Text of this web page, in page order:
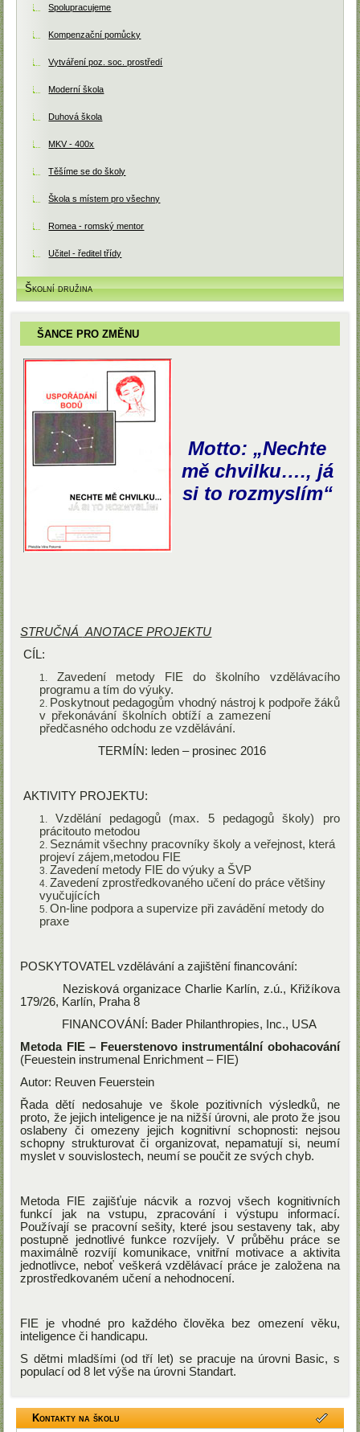
Spolupracujeme
Kompenzační pomůcky
Vytváření poz. soc. prostředí
Moderní škola
Duhová škola
MKV - 400x
Těšíme se do školy
Škola s místem pro všechny
Romea - romský mentor
Učitel - ředitel třídy
Školní družina
ŠANCE PRO ZMĚNU
Motto: „Nechte
mě chvilku…., já
si to rozmyslím“
STRUČNÁ ANOTACE PROJEKTU
CÍL:
Zavedení metody FIE do školního vzdělávacího
programu a tím do výuky.
Poskytnout pedagogům vhodný nástroj k podpoře žáků
v překonávání školních obtíží a zamezení
předčasného odchodu ze vzdělávání.
TERMÍN: leden – prosinec 2016
AKTIVITY PROJEKTU:
Vzdělání pedagogů (max. 5 pedagogů školy) pro
prácitouto metodou
Seznámit všechny pracovníky školy a veřejnost, která
projeví zájem,metodou FIE
Zavedení metody FIE do výuky a ŠVP
Zavedení zprostředkovaného učení do práce většiny
vyučujících
On-line podpora a supervize při zavádění metody do
praxe
POSKYTOVATEL vzdělávání a zajištění financování:
Nezisková organizace Charlie Karlín, z.ú., Křižíkova
179/26, Karlín, Praha 8
FINANCOVÁNÍ: Bader Philanthropies, Inc., USA
Metoda FIE – Feuerstenovo instrumentální obohacování
(Feuestein instrumenal Enrichment – FIE)
Autor: Reuven Feuerstein
Řada dětí nedosahuje ve škole pozitivních výsledků, ne
proto, že jejich inteligence je na nižší úrovni, ale proto že jsou
oslabeny či omezeny jejich kognitivní schopnosti: nejsou
schopny strukturovat či organizovat, nepamatují si, neumí
myslet v souvislostech, neumí se poučit ze svých chyb.
Metoda FIE zajišťuje nácvik a rozvoj všech kognitivních
funkcí jak na vstupu, zpracování i výstupu informací.
Používají se pracovní sešity, které jsou sestaveny tak, aby
postupně jednotlivé funkce rozvíjely. V průběhu práce se
maximálně rozvíjí komunikace, vnitřní motivace a aktivita
jednotlivce, neboť veškerá vzdělávací práce je založena na
zprostředkovaném učení a nehodnocení.
FIE je vhodné pro každého člověka bez omezení věku,
inteligence či handicapu.
S dětmi mladšími (od tří let) se pracuje na úrovni Basic, s
populací od 8 let výše na úrovni Standart.
Kontakty na školu